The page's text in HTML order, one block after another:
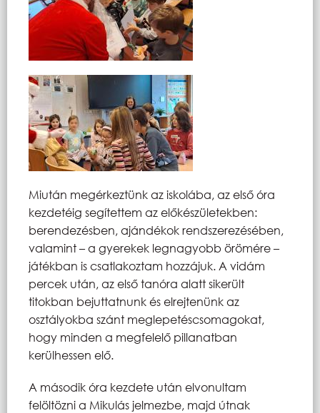
Miután megérkeztünk az iskolába, az első óra
kezdetéig segítettem az előkészületekben:
berendezésben, ajándékok rendszerezésében,
valamint – a gyerekek legnagyobb örömére –
játékban is csatlakoztam hozzájuk. A vidám
percek után, az első tanóra alatt sikerült
titokban bejuttatnunk és elrejtenünk az
osztályokba szánt meglepetéscsomagokat,
hogy minden a megfelelő pillanatban
kerülhessen elő.
A második óra kezdete után elvonultam
felöltözni a Mikulás jelmezbe, majd útnak